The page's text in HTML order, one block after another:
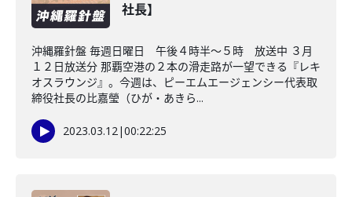
社長】
沖縄羅針盤 毎週日曜日 午後４時半～５時 放送中 ３月
１２日放送分 那覇空港の２本の滑走路が一望できる『レキ
オスラウンジ』。今週は、ピーエムエージェンシー代表取
締役社長の比嘉瑩（ひが・あきら...
2023.03.12|00:22:25